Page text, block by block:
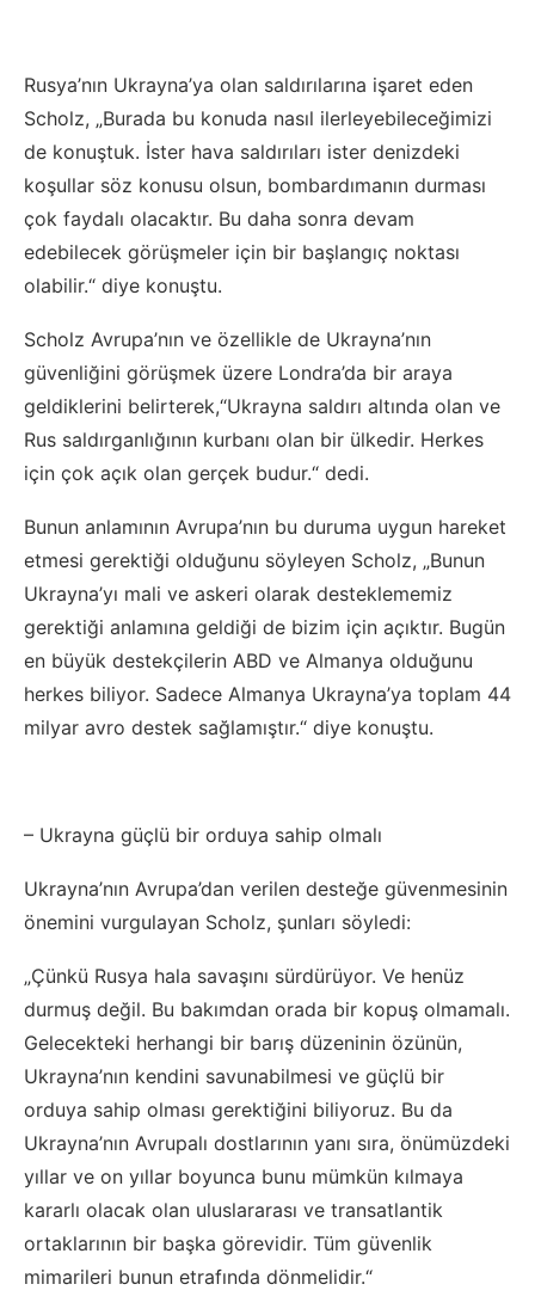
Rusya’nın Ukrayna’ya olan saldırılarına işaret eden
Scholz, „Burada bu konuda nasıl ilerleyebileceğimizi
de konuştuk. İster hava saldırıları ister denizdeki
koşullar söz konusu olsun, bombardımanın durması
çok faydalı olacaktır. Bu daha sonra devam
edebilecek görüşmeler için bir başlangıç noktası
olabilir.“ diye konuştu.
Scholz Avrupa’nın ve özellikle de Ukrayna’nın
güvenliğini görüşmek üzere Londra’da bir araya
geldiklerini belirterek,“Ukrayna saldırı altında olan ve
Rus saldırganlığının kurbanı olan bir ülkedir. Herkes
için çok açık olan gerçek budur.“ dedi.
Bunun anlamının Avrupa’nın bu duruma uygun hareket
etmesi gerektiği olduğunu söyleyen Scholz, „Bunun
Ukrayna’yı mali ve askeri olarak desteklememiz
gerektiği anlamına geldiği de bizim için açıktır. Bugün
en büyük destekçilerin ABD ve Almanya olduğunu
herkes biliyor. Sadece Almanya Ukrayna’ya toplam 44
milyar avro destek sağlamıştır.“ diye konuştu.
– Ukrayna güçlü bir orduya sahip olmalı
Ukrayna’nın Avrupa’dan verilen desteğe güvenmesinin
önemini vurgulayan Scholz, şunları söyledi:
„Çünkü Rusya hala savaşını sürdürüyor. Ve henüz
durmuş değil. Bu bakımdan orada bir kopuş olmamalı.
Gelecekteki herhangi bir barış düzeninin özünün,
Ukrayna’nın kendini savunabilmesi ve güçlü bir
orduya sahip olması gerektiğini biliyoruz. Bu da
Ukrayna’nın Avrupalı dostlarının yanı sıra, önümüzdeki
yıllar ve on yıllar boyunca bunu mümkün kılmaya
kararlı olacak olan uluslararası ve transatlantik
ortaklarının bir başka görevidir. Tüm güvenlik
mimarileri bunun etrafında dönmelidir.“